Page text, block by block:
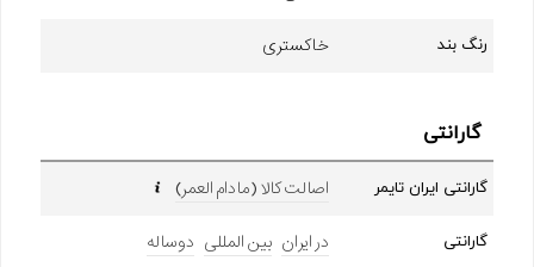
رنگ بند خاکستری
گارانتی
گارانتی ایران تایمر اصالت کالا (مادام العمر)
گارانتی در ایران بین المللی دوساله